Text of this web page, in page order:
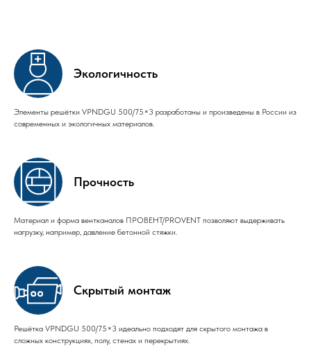
Экологичность
Элементы решётки VPNDGU 500/75×3 разработаны и произведены в России из
современных и экологичных материалов.
Прочность
Материал и форма вентканалов ПРОВЕНТ/PROVENT позволяют выдерживать
нагрузку, например, давление бетонной стяжки.
Скрытый монтаж
Решётка VPNDGU 500/75×3 идеально подходят для скрытого монтажа в
сложных конструкциях, полу, стенах и перекрытиях.